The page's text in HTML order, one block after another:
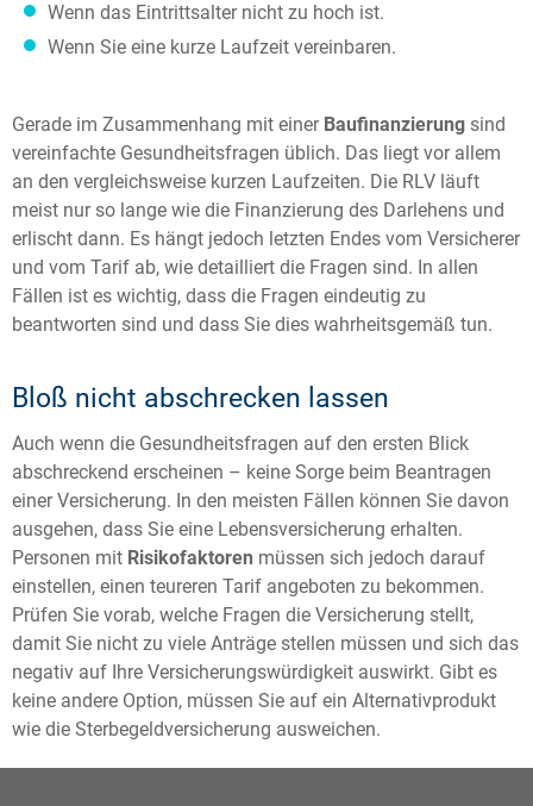
Wenn das Eintrittsalter nicht zu hoch ist.
Wenn Sie eine kurze Laufzeit vereinbaren.
Gerade im Zusammenhang mit einer Baufinanzierung sind
vereinfachte Gesundheitsfragen üblich. Das liegt vor allem
an den vergleichsweise kurzen Laufzeiten. Die RLV läuft
meist nur so lange wie die Finanzierung des Darlehens und
erlischt dann. Es hängt jedoch letzten Endes vom Versicherer
und vom Tarif ab, wie detailliert die Fragen sind. In allen
Fällen ist es wichtig, dass die Fragen eindeutig zu
beantworten sind und dass Sie dies wahrheitsgemäß tun.
Bloß nicht abschrecken lassen
Auch wenn die Gesundheitsfragen auf den ersten Blick
abschreckend erscheinen – keine Sorge beim Beantragen
einer Versicherung. In den meisten Fällen können Sie davon
ausgehen, dass Sie eine Lebensversicherung erhalten.
Personen mit Risikofaktoren müssen sich jedoch darauf
einstellen, einen teureren Tarif angeboten zu bekommen.
Prüfen Sie vorab, welche Fragen die Versicherung stellt,
damit Sie nicht zu viele Anträge stellen müssen und sich das
negativ auf Ihre Versicherungswürdigkeit auswirkt. Gibt es
keine andere Option, müssen Sie auf ein Alternativprodukt
wie die Sterbegeldversicherung ausweichen.